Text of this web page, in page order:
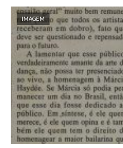
IMAGEM